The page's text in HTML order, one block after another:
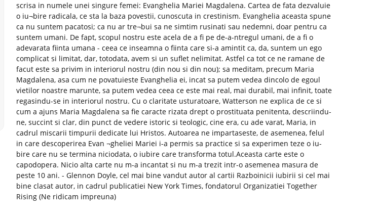
scrisa in numele unei singure femei: Evanghelia Mariei Magdalena. Cartea de fata dezvaluie
o iu¬bire radicala, ce sta la baza povestii, cunoscuta in crestinism. Evanghelia aceasta spune
ca nu suntem pacatosi; ca nu ar tre¬bui sa ne simtim rusinati sau nedemni, doar pentru ca
suntem umani. De fapt, scopul nostru este acela de a fi pe de-a-ntregul umani, de a fi o
adevarata fiinta umana - ceea ce inseamna o fiinta care si-a amintit ca, da, suntem un ego
complicat si limitat, dar, totodata, avem si un suflet nelimitat. Astfel ca tot ce ne ramane de
facut este sa privim in interiorul nostru (din nou si din nou); sa meditam, precum Maria
Magdalena, asa cum ne povatuieste Evanghelia ei, incat sa putem vedea dincolo de egoul
vietilor noastre marunte, sa putem vedea ceea ce este mai real, mai durabil, mai infinit, toate
regasindu-se in interiorul nostru. Cu o claritate usturatoare, Watterson ne explica de ce si
cum a ajuns Maria Magdalena sa fie caracte rizata drept o prostituata penitenta, descriindu-
ne, succint si clar, din punct de vedere istoric si teologic, cine era, cu ade varat, Maria, in
cadrul miscarii timpurii dedicate lui Hristos. Autoarea ne impartaseste, de asemenea, felul
in care descoperirea Evan ¬gheliei Mariei i-a permis sa practice si sa experimen teze o iu-
bire care nu se termina niciodata, o iubire care transforma totul.Aceasta carte este o
capodopera. Nicio alta carte nu m-a incantat si nu m-a trezit intr-o asemenea masura de
peste 10 ani. - Glennon Doyle, cel mai bine vandut autor al cartii Razboinicii iubirii si cel mai
bine clasat autor, in cadrul publicatiei New York Times, fondatorul Organizatiei Together
Rising (Ne ridicam impreuna)